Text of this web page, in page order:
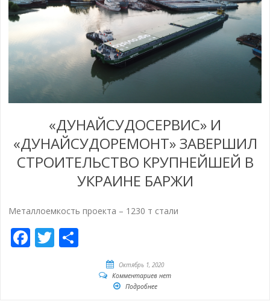
«ДУНАЙСУДОСЕРВИС» И
«ДУНАЙСУДОРЕМОНТ» ЗАВЕРШИЛ
СТРОИТЕЛЬСТВО КРУПНЕЙШЕЙ В
УКРАИНЕ БАРЖИ
Металлоемкость проекта – 1230 т стали
Facebook
Twitter
Октябрь 1, 2020
Комментариев нет
Подробнее